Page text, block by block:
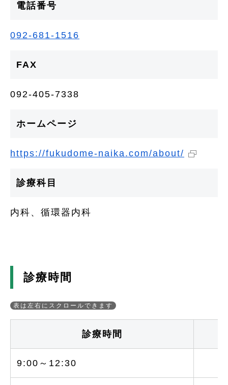
電話番号
092-681-1516
FAX
092-405-7338
ホームページ
https://fukudome-naika.com/about/
診療科目
内科、循環器内科
診療時間
診療時間
9:00～12:30